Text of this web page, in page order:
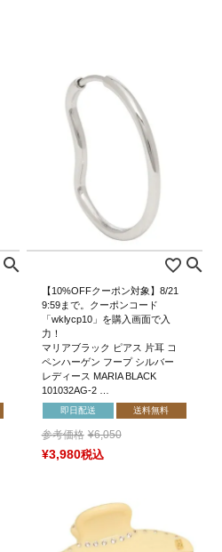
【10%OFFクーポン対象】8/21
9:59まで。クーポンコード
「wklycp10」を購入画面で入
力！
マリアブラック ピアス 片耳 コ
ペンハーゲン フープ シルバー
レディース MARIA BLACK
101032AG-2 …
即日配送 送料無料
参考価格 ¥6,050
¥3,980税込